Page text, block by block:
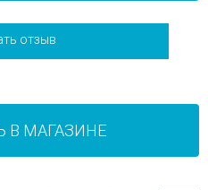
отзыв
В МАГАЗИНЕ